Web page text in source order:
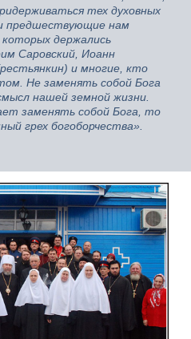
тех духовных
предшествующие нам
держались
Саровский, Иоанн
и многие, кто
Не заменять собой Бога
нашей земной жизни.
заменять собой Бога, то
грех богоборчества».